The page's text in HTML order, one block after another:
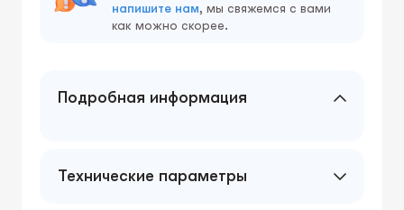
напишите нам, мы свяжемся с вами
как можно скорее.
Подробная информация
Технические параметры